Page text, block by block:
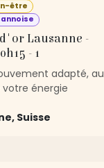
être
Lausanne -
- 1
adapté, au
énergie
, Suisse